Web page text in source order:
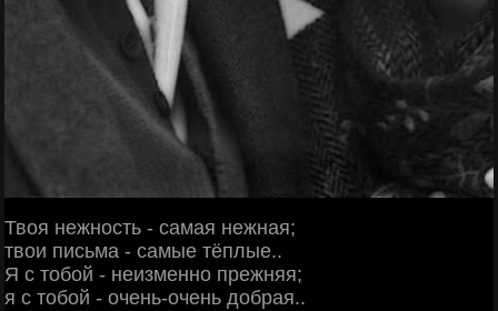
Твоя нежность - самая нежная;
твои письма - самые тёплые..
Я с тобой - неизменно прежняя;
я с тобой - очень-очень добрая..